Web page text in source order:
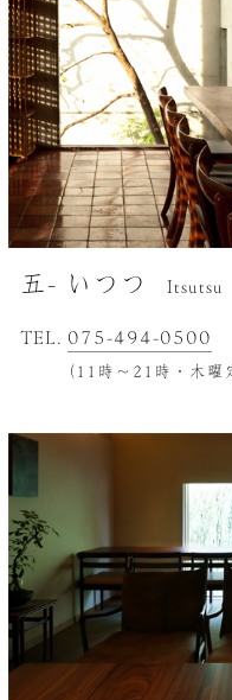
五- いつつ Itsutsu
TEL. 075-494-0500
（11時～21時・木曜